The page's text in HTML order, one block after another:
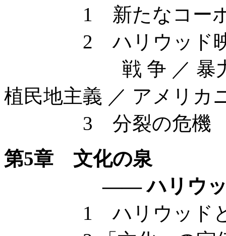
1 新たなコーポラ
2 ハリウッド映
戦 争 ／ 暴力と社
植民地主義 ／ アメリカ
3 分裂の危機
第5章 文化の泉
—— ハリウッドの
1 ハリウッドとい